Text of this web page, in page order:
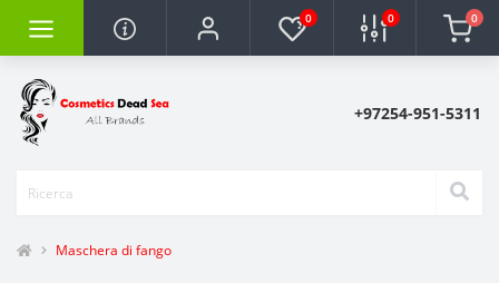
0 0 0
+97254-951-5311
Maschera di fango